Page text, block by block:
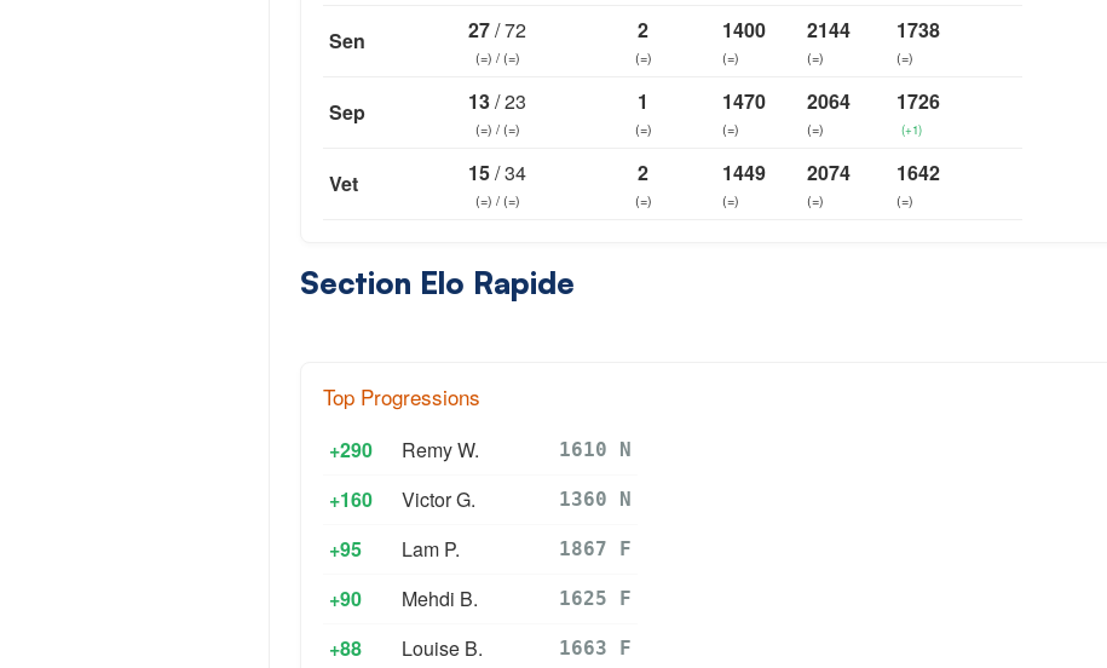
Sen 27/ 72
(=) / (=)
2
(=)
1400
(=)
2144
(=)
1738
(=)
Sep 13/ 23
(=) / (=)
1
(=)
1470
(=)
2064
(=)
1726
(+1)
Vet 15/ 34
(=) / (=)
2
(=)
1449
(=)
2074
(=)
1642
(=)
Section Elo Rapide
Top Progressions
+290 Remy W. 1610 N
+160 Victor G. 1360 N
+95 Lam P. 1867 F
+90 Mehdi B. 1625 F
+88 Louise B. 1663 F